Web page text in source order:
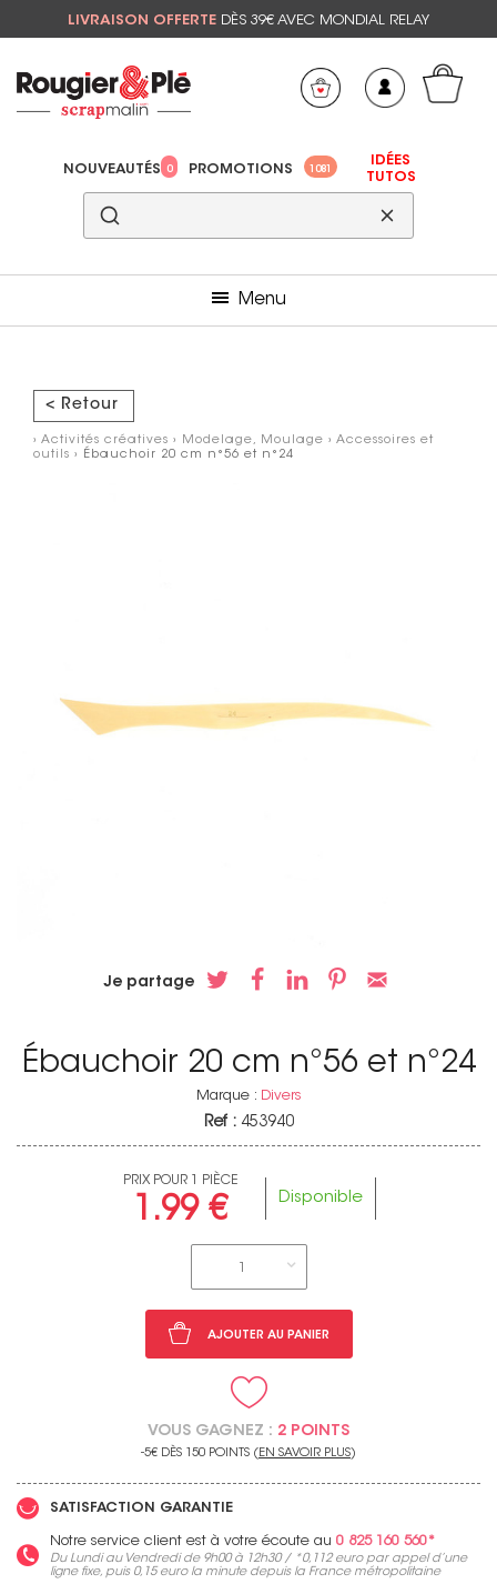
LIVRAISON OFFERTE DÈS 39€ AVEC MONDIAL RELAY
NOUVEAUTÉS 0 PROMOTIONS 1081
IDÉES
TUTOS
Menu
< Retour
› Activités créatives › Modelage, Moulage › Accessoires et
outils › Ébauchoir 20 cm n°56 et n°24
Je partage
Ébauchoir 20 cm n°56 et n°24
Marque : Divers
Ref : 453940
PRIX POUR 1 PIÈCE
1.99 € Disponible
AJOUTER AU PANIER
VOUS GAGNEZ : 2 POINTS
-5€ DÈS 150 POINTS ( EN SAVOIR PLUS)
SATISFACTION GARANTIE
Notre service client est à votre écoute au 0 825 160 560*
Du Lundi au Vendredi de 9h00 à 12h30 / *0,112 europar appel d’une
ligne fixe, puis 0,15 eurola minute depuis la France métropolitaine
Non merci !